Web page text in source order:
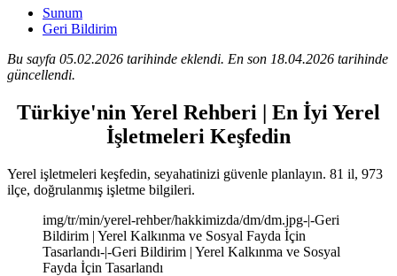
Sunum
Geri Bildirim
Bu sayfa 05.02.2026 tarihinde eklendi. En son 18.04.2026 tarihinde
güncellendi.
Türkiye'nin Yerel Rehberi | En İyi Yerel
İşletmeleri Keşfedin
Yerel işletmeleri keşfedin, seyahatinizi güvenle planlayın. 81 il, 973
ilçe, doğrulanmış işletme bilgileri.
img/tr/min/yerel-rehber/hakkimizda/dm/dm.jpg-|-Geri
Bildirim | Yerel Kalkınma ve Sosyal Fayda İçin
Tasarlandı-|-Geri Bildirim | Yerel Kalkınma ve Sosyal
Fayda İçin Tasarlandı